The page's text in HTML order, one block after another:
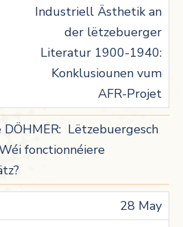
Industriell Ästhetik an
der lëtzebuerger
Literatur 1900-1940:
Konklusiounen vum
AFR-Projet
DÖHMER: Lëtzebuergesch
fonctionnéiere
28 May